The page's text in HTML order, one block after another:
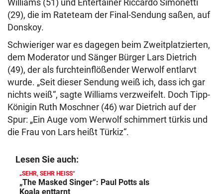
Williams (51) und Entertainer Riccardo Simonetti
(29), die im Rateteam der Final-Sendung saßen, auf
Donskoy.
Schwieriger war es dagegen beim Zweitplatzierten,
dem Moderator und Sänger Bürger Lars Dietrich
(49), der als furchteinflößender Werwolf entlarvt
wurde. „Seit dieser Sendung weiß ich, dass ich gar
nichts weiß“, sagte Williams verzweifelt. Doch Tipp-
Königin Ruth Moschner (46) war Dietrich auf der
Spur: „Ein Auge vom Werwolf schimmert türkis und
die Frau von Lars heißt Türkiz“.
Lesen Sie auch:
„SEHR, SEHR HEISS“
„The Masked Singer“: Paul Potts als
Koala enttarnt